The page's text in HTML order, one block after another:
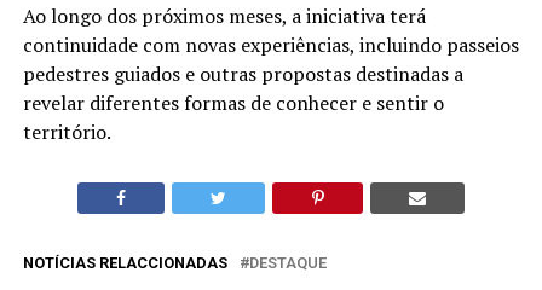
Ao longo dos próximos meses, a iniciativa terá
continuidade com novas experiências, incluindo passeios
pedestres guiados e outras propostas destinadas a
revelar diferentes formas de conhecer e sentir o
território.
NOTÍCIAS RELACCIONADAS DESTAQUE